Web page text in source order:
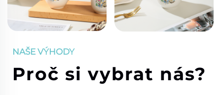
NAŠE VÝHODY
Proč si vybrat nás?